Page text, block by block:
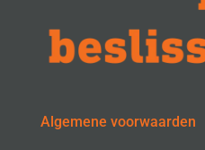
Algemene voorwaarden